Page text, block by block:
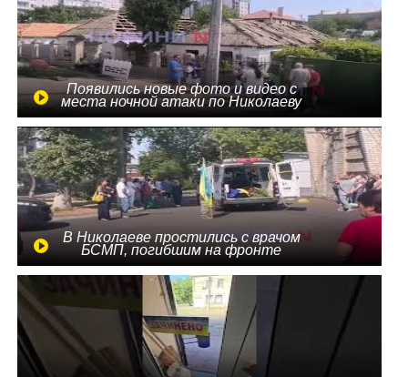
Появились новые фото и видео с
места ночной атаки по Николаеву
В Николаеве простились с врачом
БСМП, погибшим на фронте